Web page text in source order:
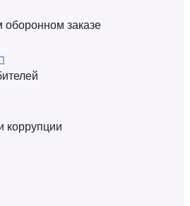
оборонном заказе
коррупции